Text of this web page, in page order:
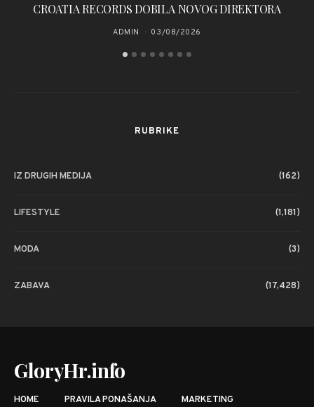
CROATIA RECORDS DOBILA NOVOG DIREKTORA
ADMIN 03/08/2026
RUBRIKE
IZ DRUGIH MEDIJA (162)
LIFESTYLE (1,181)
MODA (3)
ZABAVA (17,428)
GloryHr.info
HOME PRAVILA PONAŠANJA MARKETING